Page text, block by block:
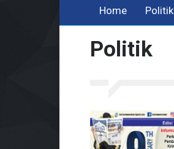
Home Politik
Politik